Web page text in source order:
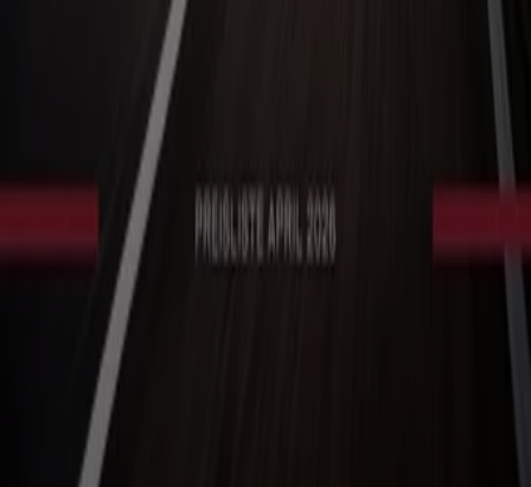
Marketing- und Geschäftsanfragen
Geschäft falsch auf der Karte geortet
Wöchentliches Anzeigen-Feedback
Technische Probleme und allgemeines Feedback
Marken
Lokale Marken
Unternehmen
Filiale in der Nähe
Produkte
Lokale Produkte
Städte
Die App von Tiendeo herunterladen